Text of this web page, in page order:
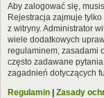
Aby zalogować się,
Rejestracja zajmuje
z witryny. Administrator
wiele dodatkowych
regulaminem, zasadami
często zadawane
zagadnień dotyczących
Regulamin | Zasady